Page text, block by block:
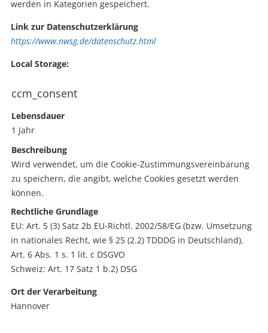
werden in Kategorien gespeichert.
Link zur Datenschutzerklärung
https://www.nwsg.de/datenschutz.html
Local Storage:
ccm_consent
Lebensdauer
1 Jahr
Beschreibung
Wird verwendet, um die Cookie-Zustimmungsvereinbarung
zu speichern, die angibt, welche Cookies gesetzt werden
können.
Rechtliche Grundlage
EU: Art. 5 (3) Satz 2b EU-Richtl. 2002/58/EG (bzw. Umsetzung
in nationales Recht, wie § 25 (2.2) TDDDG in Deutschland),
Art. 6 Abs. 1 s. 1 lit. c DSGVO
Schweiz: Art. 17 Satz 1 b.2) DSG
Ort der Verarbeitung
Hannover